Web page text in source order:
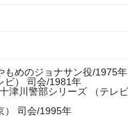
もめのジョナサン役/1975年
ビ） 司会/1981年
津川警部シリーズ （テレ
） 司会/1995年